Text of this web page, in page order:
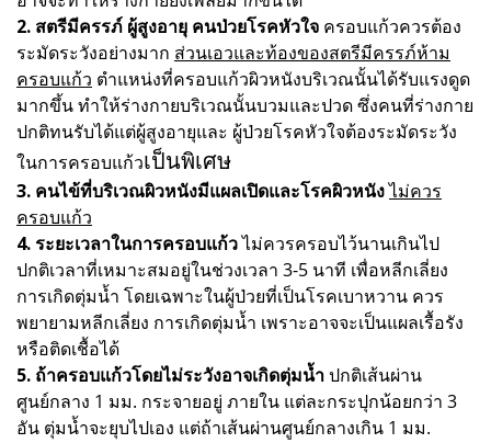
2. สตรีมีครรภ์ ผู้สูงอายุ คนป่วยโรคหัวใจ ครอบแก้วควรต้อง
ระมัดระวังอย่างมาก ส่วนเอวและท้องของสตรีมีครรภ์ห้าม
ครอบแก้ว ตำแหน่งที่ครอบแก้วผิวหนังบริเวณนั้นได้รับแรงดูด
มากขึ้น ทําให้ร่างกายบริเวณนั้นบวมและปวด ซึ่งคนที่ร่างกาย
ปกติทนรับได้แต่ผู้สูงอายุและ ผู้ป่วยโรคหัวใจต้องระมัดระวัง
ในการครอบแก้วเป็นพิเศษ
3. คนไข้ที่บริเวณผิวหนังมีแผลเปิดและโรคผิวหนังไม่ควร
ครอบแก้ว
4. ระยะเวลาในการครอบแก้วไม่ควรครอบไว้นานเกินไป
ปกติเวลาที่เหมาะสมอยู่ในช่วงเวลา 3-5 นาที เพื่อหลีกเลี่ยง
การเกิดตุ่มน้ำ โดยเฉพาะในผู้ป่วยที่เป็นโรคเบาหวาน ควร
พยายามหลีกเลี่ยง การเกิดตุ่มน้ำ เพราะอาจจะเป็นแผลเรื้อรัง
หรือติดเชื้อได้
5. ถ้าครอบแก้วโดยไม่ระวังอาจเกิดตุ่มน้ำปกติเส้นผ่าน
ศูนย์กลาง 1 มม. กระจายอยู่ ภายใน แต่ละกระปุกน้อยกว่า 3
อัน ตุ่มน้ำจะยุบไปเอง แต่ถ้าเส้นผ่านศูนย์กลางเกิน 1 มม.